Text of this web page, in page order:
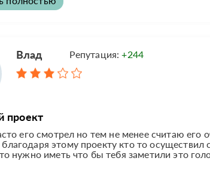
Влад Репутация:+244
проект
его смотрел но тем не менее считаю его
этому проекту кто то
нужно иметь что бы тебя заметили это